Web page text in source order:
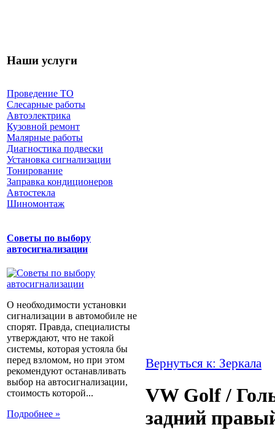
Наши услуги
Проведение ТО
Слесарные работы
Автоэлектрика
Кузовной ремонт
Малярные работы
Диагностика подвески
Установка сигнализации
Тонирование
Заправка кондиционеров
Автостекла
Шиномонтаж
Советы по выбору
автосигнализации
О необходимости установки
сигнализации в автомобиле не
спорят. Правда, специалисты
утверждают, что не такой
системы, которая устояла бы
перед взломом, но при этом
рекомендуют останавливать
выбор на автосигнализации,
стоимость которой...
Подробнее »
Вернуться к: Зеркала
VW Golf /
задний